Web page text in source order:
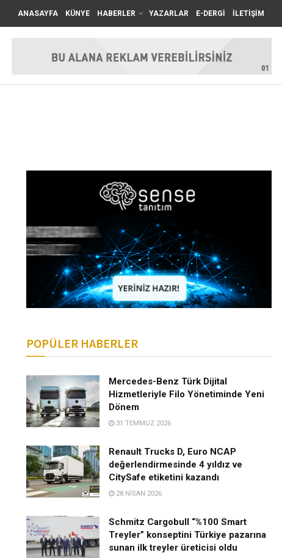
ANASAYFA KÜNYE HABERLER YAZARLAR E-DERGİ İLETİŞİM
POPÜLER HABERLER
Mercedes-Benz Türk Dijital
Hizmetleriyle Filo Yönetiminde Yeni
Dönem
31 TEMMUZ 2026
Renault Trucks D, Euro NCAP
değerlendirmesinde 4 yıldız ve
CitySafe etiketini kazandı
28 NISAN 2026
Schmitz Cargobull “%100 Smart
Treyler” konseptini Türkiye pazarına
sunan ilk treyler üreticisi oldu